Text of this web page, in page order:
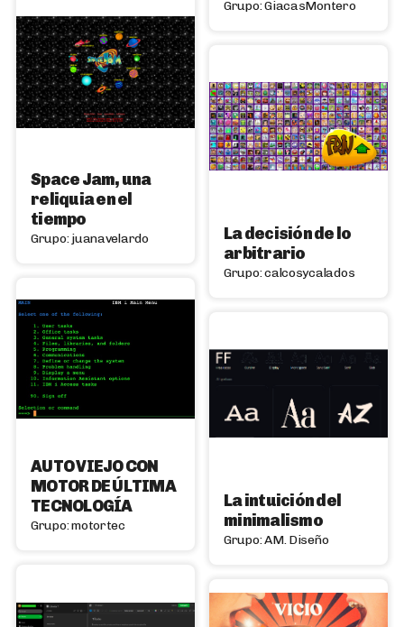
Grupo: GiacasMontero
Space Jam, una
reliquia en el
tiempo
Grupo: juanavelardo
La decisión de lo
arbitrario
Grupo: calcosycalados
AUTO VIEJO CON
MOTOR DE ÚLTIMA
TECNOLOGÍA
Grupo: motortec
La intuición del
minimalismo
Grupo: AM. Diseño